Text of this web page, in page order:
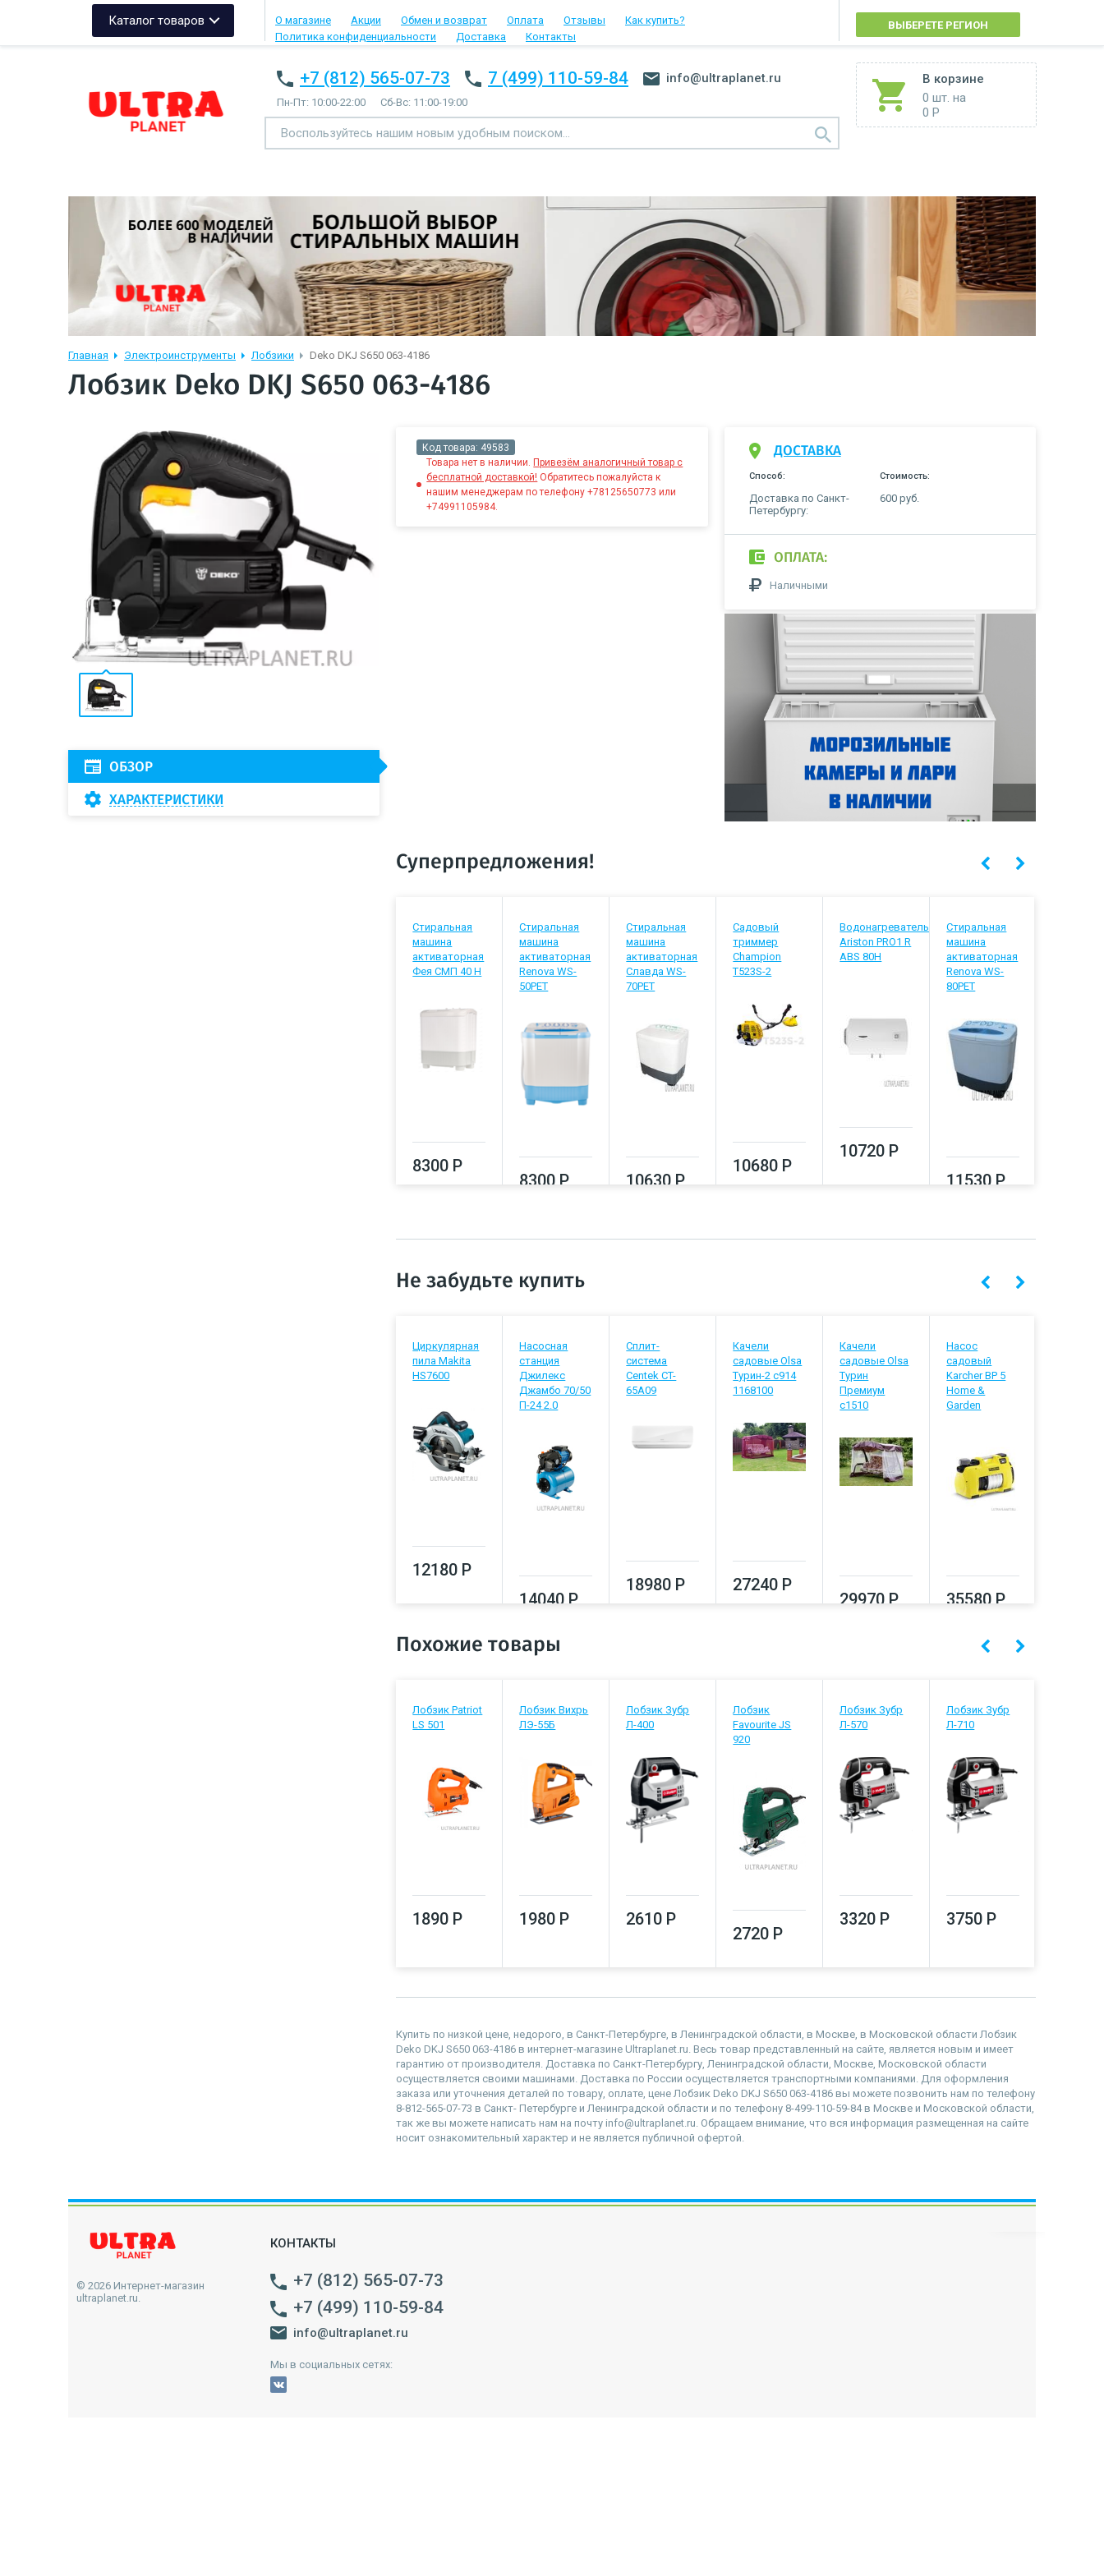
Каталог товаров О магазине Акции Обмен и возврат Оплата Отзывы
Как купить?
Политика конфиденциальности
Доставка Контакты
ВЫБЕРЕТЕ РЕГИОН
В корзине
0 шт. на
0 Р
+7 (812) 565-07-73 7 (499) 110-59-84 info@ultraplanet.ru
Пн-Пт: 10:00-22:00 Сб-Вс: 11:00-19:00
Главная Электроинструменты Лобзики Deko DKJ S650 063-4186
Лобзик Deko DKJ S650 063-4186
ОБЗОР
ХАРАКТЕРИСТИКИ
Код товара: 49583
Товара нет в наличии.Привезём аналогичный товар с
бесплатной доставкой! Обратитесь пожалуйста к
нашим менеджерам по телефону +78125650773 или
+74991105984.
ДОСТАВКА
Способ: Стоимость:
Доставка по Санкт-
Петербургу:
600 руб.
ОПЛАТА:
Наличными
Суперпредложения!
Стиральная
машина
активаторная
Фея СМП 40 Н
8300 Р
Стиральная
машина
активаторная
Renova WS-
50PET
8300 Р
Стиральная
машина
активаторная
Славда WS-
70РЕТ
10630 Р
Садовый
триммер
Champion
T523S-2
10680 Р
Водонагреватель
Ariston PRO1 R
ABS 80H
10720 Р
Стиральная
машина
активаторная
Renova WS-
80PET
11530 Р
Не забудьте купить
Циркулярная
пила Makita
HS7600
12180 Р
Насосная
станция
Джилекс
Джамбо 70/50
П-24 2.0
14040 Р
Сплит-
система
Centek CT-
65A09
18980 Р
Качели
садовые Olsa
Турин-2 с914
1168100
27240 Р
Качели
садовые Olsa
Турин
Премиум
с1510
29970 Р
Насос
садовый
Karcher BP 5
Home &
Garden
35580 Р
Похожие товары
Лобзик Patriot
LS 501
1890 Р
Лобзик Вихрь
ЛЭ-55Б
1980 Р
Лобзик Зубр
Л-400
2610 Р
Лобзик
Favourite JS
920
2720 Р
Лобзик Зубр
Л-570
3320 Р
Лобзик Зубр
Л-710
3750 Р
Купить по низкой цене, недорого, в Санкт-Петербурге, в Ленинградской области, в Москве, в Московской области Лобзик
Deko DKJ S650 063-4186 в интернет-магазине Ultraplanet.ru. Весь товар представленный на сайте, является новым и имеет
гарантию от производителя. Доставка по Санкт-Петербургу, Ленинградской области, Москве, Московской области
осуществляется своими машинами. Доставка по России осуществляется транспортными компаниями. Для оформления
заказа или уточнения деталей по товару, оплате, цене Лобзик Deko DKJ S650 063-4186 вы можете позвонить нам по телефону
8-812-565-07-73 в Санкт- Петербурге и Ленинградской области и по телефону 8-499-110-59-84 в Москве и Московской области,
так же вы можете написать нам на почту info@ultraplanet.ru. Обращаем внимание, что вся информация размещенная на сайте
носит ознакомительный характер и не является публичной офертой.
© 2026 Интернет-магазин
ultraplanet.ru.
КОНТАКТЫ
+7 (812) 565-07-73
+7 (499) 110-59-84
info@ultraplanet.ru
Мы в социальных сетях:
наверх